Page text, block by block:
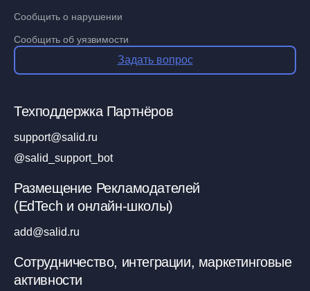
Сообщить о нарушении
Сообщить об уязвимости
Задать вопрос
Техподдержка Партнёров
support@salid.ru
@salid_support_bot
Размещение Рекламодателей
(EdTech и онлайн-школы)
add@salid.ru
Сотрудничество, интеграции, маркетинговые
активности